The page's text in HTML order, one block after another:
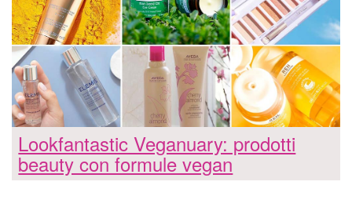
Lookfantastic Veganuary: prodotti
beauty con formule vegan